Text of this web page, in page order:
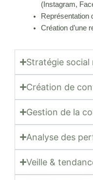
(Instagram,
Représentation
Création d’une
Stratégie social
Création de
Gestion de la
Analyse des
Veille &